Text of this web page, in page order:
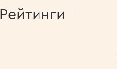
Рейтинги